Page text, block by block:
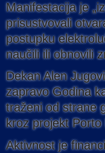
Manifestacija je
prisustvovali
postupku
naučili ili obnovili
Dekan Alen
zapravo Godina
traženi od strane
kroz projekt Porto
Aktivnost je